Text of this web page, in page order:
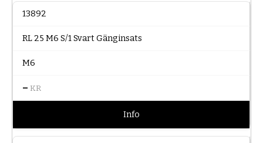
13892
RL 25 M6 S/1 Svart Gänginsats
M6
– KR
Info